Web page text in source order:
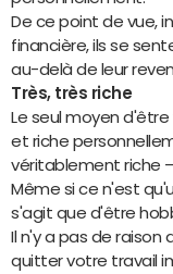
De ce point de vue,
financière, ils se
au-delà de leur
Très, très riche
Le seul moyen
et riche
véritablement riche
Même si ce n'est
s'agit que d'être
Il n'y a pas de raison
quitter votre travail